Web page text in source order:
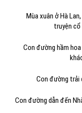
Mùa xuân ở Hà
truyện cổ
Con đường hầm
Con đường trải
Con đường dẫn đến